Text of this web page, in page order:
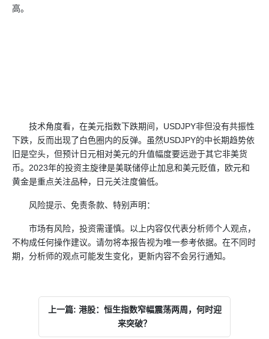
高。
技术角度看，在美元指数下跌期间，USDJPY非但没有共振性
下跌，反而出现了白色圈内的反弹。虽然USDJPY的中长期趋势依
旧是空头，但预计日元相对美元的升值幅度要远逊于其它非美货
币。2023年的投资主旋律是美联储停止加息和美元贬值，欧元和
黄金是重点关注品种，日元关注度偏低。
风险提示、免责条款、特别声明：
市场有风险，投资需谨慎。以上内容仅代表分析师个人观点，
不构成任何操作建议。请勿将本报告视为唯一参考依据。在不同时
期，分析师的观点可能发生变化，更新内容不会另行通知。
上一篇: 港股：恒生指数窄幅震荡两周，何时迎
来突破？